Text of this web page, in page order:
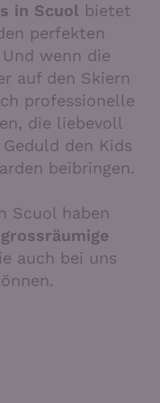
in Scuol bietet
perfekten
wenn die
auf den Skiern
professionelle
die liebevoll
den Kids
beibringen.
Scuol haben
grossräumige
auch bei uns